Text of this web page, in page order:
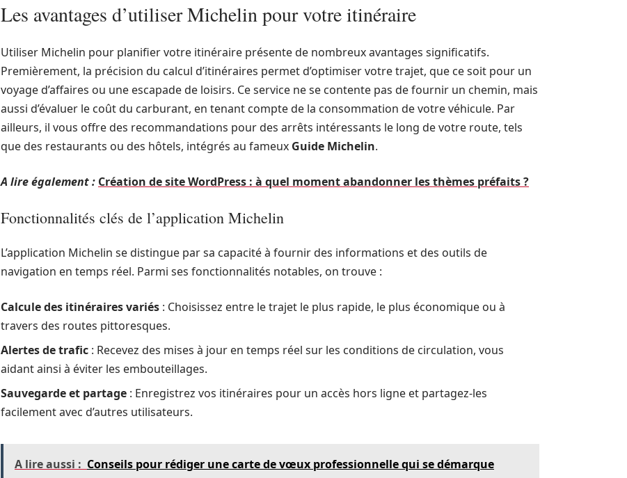
Les avantages d’utiliser Michelin pour votre itinéraire
Utiliser Michelin pour planifier votre itinéraire présente de nombreux avantages significatifs.
Premièrement, la précision du calcul d’itinéraires permet d’optimiser votre trajet, que ce soit pour un
voyage d’affaires ou une escapade de loisirs. Ce service ne se contente pas de fournir un chemin, mais
aussi d’évaluer le coût du carburant, en tenant compte de la consommation de votre véhicule. Par
ailleurs, il vous offre des recommandations pour des arrêts intéressants le long de votre route, tels
que des restaurants ou des hôtels, intégrés au fameux Guide Michelin.
A lire également : Création de site WordPress : à quel moment abandonner les thèmes préfaits ?
Fonctionnalités clés de l’application Michelin
L’application Michelin se distingue par sa capacité à fournir des informations et des outils de
navigation en temps réel. Parmi ses fonctionnalités notables, on trouve :
Calcule des itinéraires variés : Choisissez entre le trajet le plus rapide, le plus économique ou à
travers des routes pittoresques.
Alertes de trafic : Recevez des mises à jour en temps réel sur les conditions de circulation, vous
aidant ainsi à éviter les embouteillages.
Sauvegarde et partage : Enregistrez vos itinéraires pour un accès hors ligne et partagez-les
facilement avec d’autres utilisateurs.
A lire aussi : Conseils pour rédiger une carte de vœux professionnelle qui se démarque